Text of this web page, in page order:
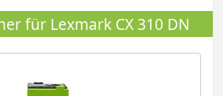
für Lexmark CX 310 DN